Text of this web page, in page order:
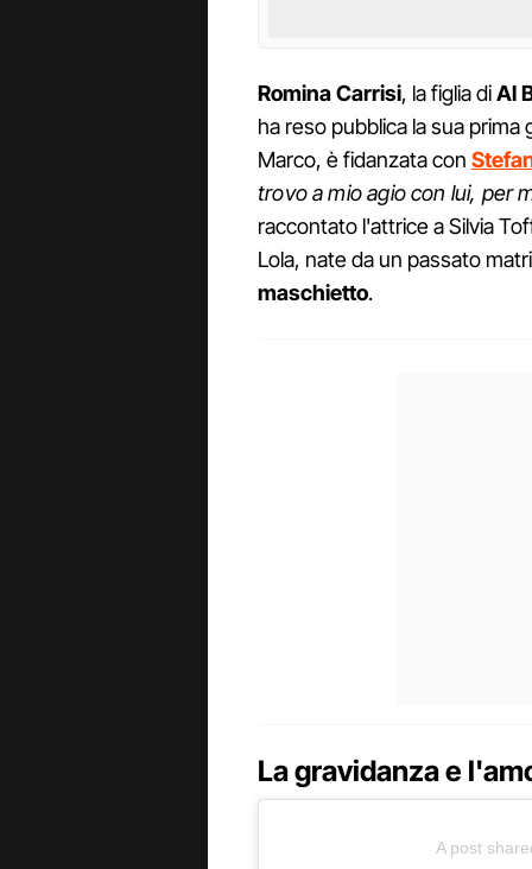
Romina Carrisi, la figlia diAl
ha reso pubblica la sua prima
Marco, è fidanzata con
trovo a mio agio con lui, per
raccontato l'attrice a Silvia
Lola, nate da un passato
maschietto.
La gravidanza e
A post